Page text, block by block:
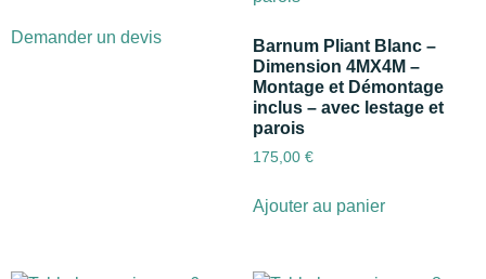
Demander un devis
Barnum Pliant Blanc –
Dimension 4MX4M –
Montage et Démontage
inclus – avec lestage et
parois
175,00 €
Ajouter au panier